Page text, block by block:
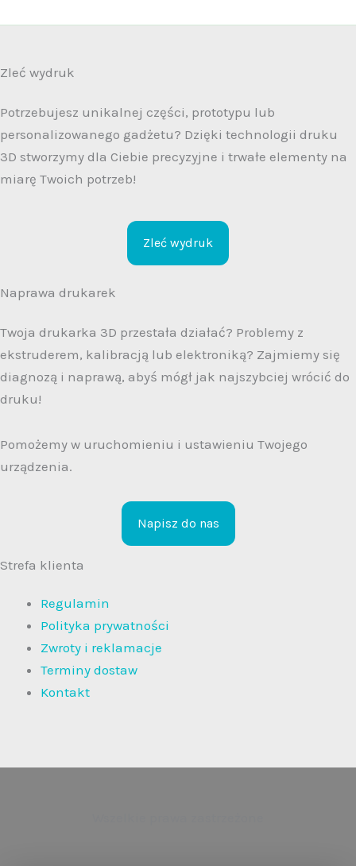
Opcje
stronie
produktu
Zleć wydruk
Potrzebujesz unikalnej części, prototypu lub
personalizowanego gadżetu? Dzięki technologii druku
3D stworzymy dla Ciebie precyzyjne i trwałe elementy na
miarę Twoich potrzeb!
Zleć wydruk
Naprawa drukarek
Twoja drukarka 3D przestała działać? Problemy z
ekstruderem, kalibracją lub elektroniką? Zajmiemy się
diagnozą i naprawą, abyś mógł jak najszybciej wrócić do
druku!
Pomożemy w uruchomieniu i ustawieniu Twojego
urządzenia.
Napisz do nas
Strefa klienta
Regulamin
Polityka prywatności
Zwroty i reklamacje
Terminy dostaw
Kontakt